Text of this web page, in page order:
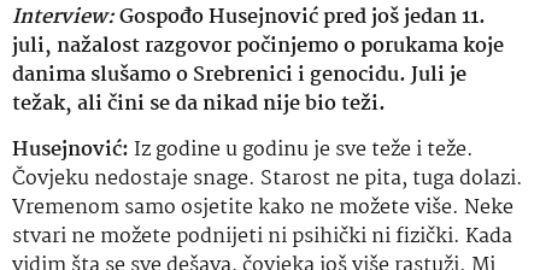
Interview:Gospođo Husejnović pred još jedan 11.
juli, nažalost razgovor počinjemo o porukama koje
danima slušamo o Srebrenici i genocidu. Juli je
težak, ali čini se da nikad nije bio teži.
Husejnović: Iz godine u godinu je sve teže i teže.
Čovjeku nedostaje snage. Starost ne pita, tuga dolazi.
Vremenom samo osjetite kako ne možete više. Neke
stvari ne možete podnijeti ni psihički ni fizički. Kada